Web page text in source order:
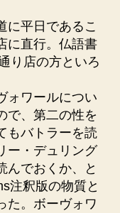
に平日であるこ
に直行。仏語書
り店の方といろ
ォワールについ
で、第二の性を
もバトラーを読
ー・デュリング
んでおくか、と
注釈版の物質と
た。ボーヴォワ